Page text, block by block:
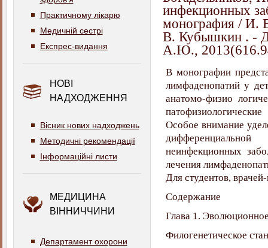
Практичному лікарю
Медичній сестрі
Експрес-видання
НОВІ
НАДХОДЖЕННЯ
Вісник нових надходжень
Методичні рекомендації
Інформаційні листи
МЕДИЦИНА
ВІННИЧЧИНИ
Департамент охорони
инфекционных
монография / И.
В. Кубышкин . -
А.Ю.,
В монографии
лимфаденопатий у
анатомо-физио
Особое внимание
неинфекционных
лечения
Для студентов,
Содержание
Глава 1.
Филогенетическое